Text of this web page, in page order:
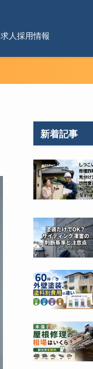
求人採用情報
新着記事